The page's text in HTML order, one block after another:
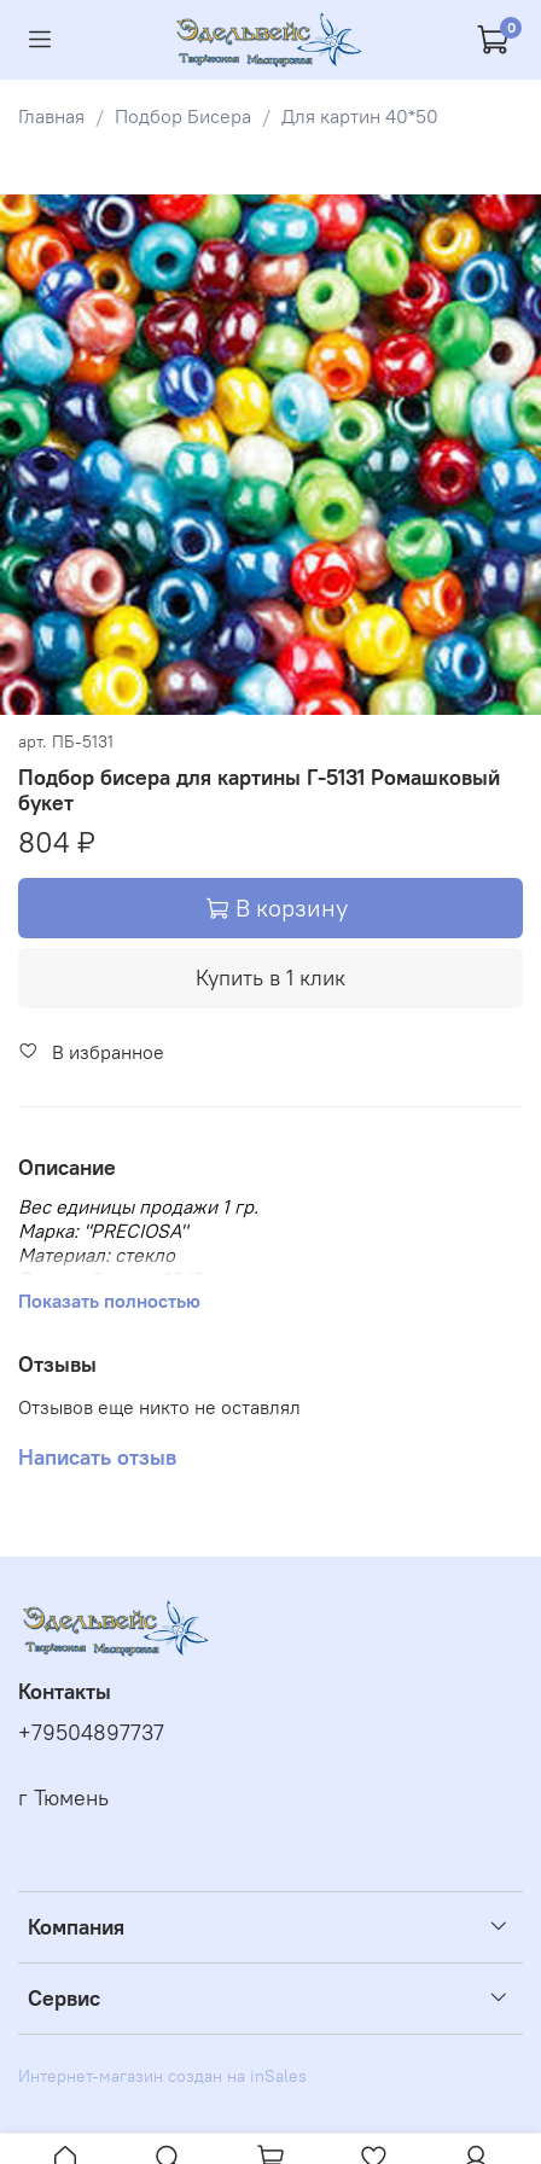
0
Главная Подбор Бисера Для картин 40*50
арт. ПБ-5131
Подбор бисера для картины Г-5131 Ромашковый
букет
804 ₽
В корзину
Купить в 1 клик
В избранное
Описание
Вес единицы продажи 1 гр.
Марка: "PRECIOSA"
Материал: стекло
Размер бисера: 10/0
Размер, мм: 2.3
Тип упаковки: в пакете
Форма бисера: круглый
Показать полностью
Отзывы
Отзывов еще никто не оставлял
Написать отзыв
Компания
Сервис
Контакты
+79504897737
г Тюмень
Интернет-магазин создан на inSales